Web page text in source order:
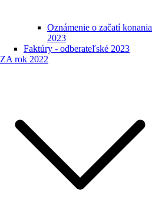
Oznámenie o začatí konania
2023
Faktúry - odberateľské 2023
ZA rok 2022